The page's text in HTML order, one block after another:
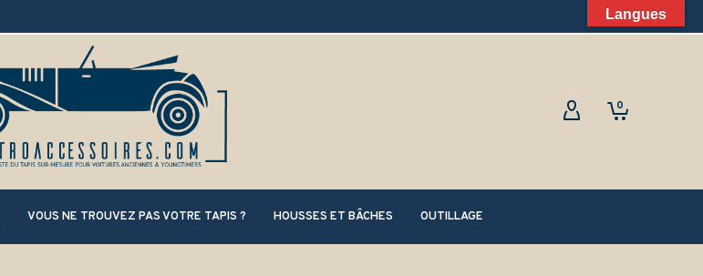
0
VOUS NE TROUVEZ PAS VOTRE TAPIS ? HOUSSES ET BÂCHES OUTILLAGE
Langues